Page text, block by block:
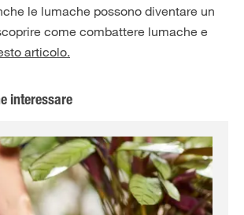
le lumache possono diventare un
come combattere lumache e
articolo.
interessare